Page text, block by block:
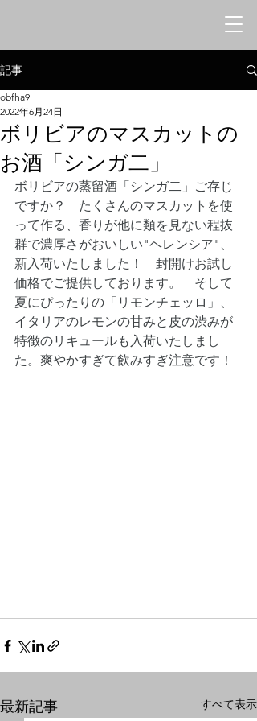
記事
ボリビアのマスカットの
お酒「シンガ二」
obfha9
2022年6月24日
ボリビアの蒸留酒「シンガ二」ご存じ
ですか？　たくさんのマスカットを使
って作る、香りが他に類を見ない程抜
群で濃厚さがおいしい"ヘレンシア"、
新入荷いたしました！　封開けお試し
価格でご提供しております。　そして
夏にぴったりの「リモンチェッロ」、
イタリアのレモンの甘みと皮の渋みが
特徴のリキュールも入荷いたしまし
た。爽やかすぎて飲みすぎ注意です！
最新記事 すべて表示